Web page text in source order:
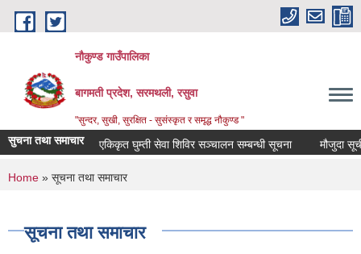
Skip to main content
नौकुण्ड गाउँपालिका
बागमती प्रदेश, सरमथली, रसुवा
"सुन्दर, सुखी, सुरक्षित - सुसंस्कृत र समृद्ध नौकुण्ड "
सुचना तथा समाचार एकिकृत घुम्ती सेवा शिविर सञ्‍चालन सम्बन्धी सूचना मौजुदा सूची
You are here
Home » सूचना तथा समाचार
सूचना तथा समाचार